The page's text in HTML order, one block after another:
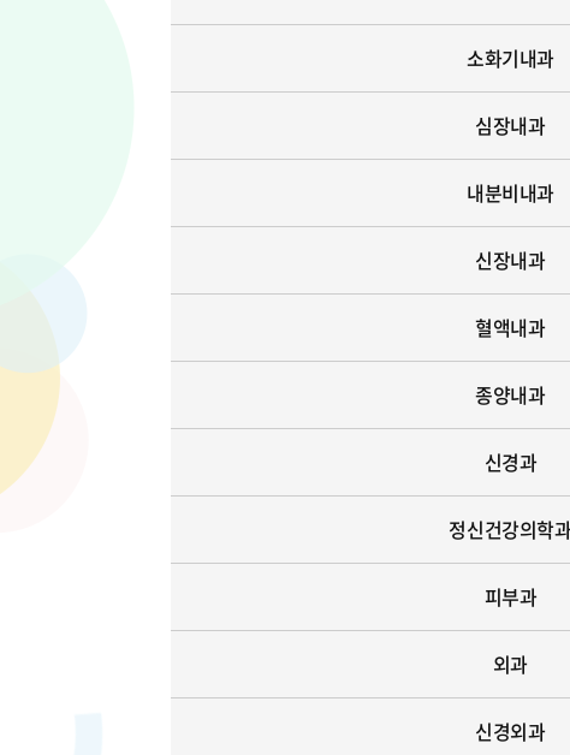
소화기내과
심장내과
내분비내과
신장내과
혈액내과
종양내과
신경과
정신건강의학
피부과
외과
신경외과